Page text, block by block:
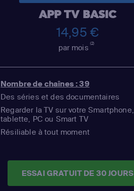
APP TV BASIC
14,95 €
par mois(2)
Nombre de chaînes : 39
Des séries et des documentaires
Regarder la TV sur votre Smartphone,
tablette, PC ou Smart TV
Résiliable à tout moment
ESSAI GRATUIT DE 30 JOURS